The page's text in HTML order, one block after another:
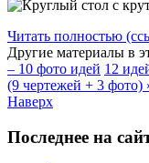
Читать полностью
Другие материалы в
– 10 фото идей 12
(9 чертежей + 3 фото)
Наверх
Последнее на